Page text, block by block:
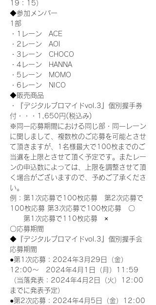
19：15）
◆参加メンバー
1部
・1レーン　ACE
・2レーン　AOI
・3レーン　CHOCO
・4レーン　HANNA
・5レーン　MOMO
・6レーン　NICO
◆販売商品
・『デジタルブロマイドvol.3』個別握手券
付・・・1,650円(税込み)
※同一応募期間における同じ部・同一レーン
に関しまして、複数枚のご応募を可能とさせ
て頂きますが、1名様最大で100枚までのご
当選を上限とさせて頂く予定です。またレー
ンの申込数によっては、上限を調整させて頂
く場合がございますので、予めご了承くださ
い。
例：第1次応募で100枚応募　第2次応募で
100枚応募 第3次応募で100枚応募　〇
第1次応募で110枚応募　×
〇応募期間
◆『デジタルブロマイドvol.3』個別握手会
応募期間
●第1次応募：2024年3月29日（金）
12:00～　2024年4月1日（月）11:59
（当落発表：2024年4月2日（火）12:00
までに発表予定）
●第2次応募：2024年4月5日（金）12:00